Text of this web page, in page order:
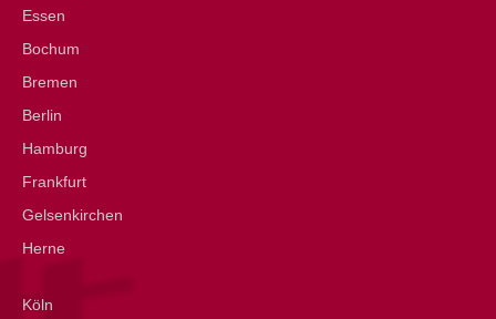
Essen
Bochum
Bremen
Berlin
Hamburg
Frankfurt
Gelsenkirchen
Herne
Köln